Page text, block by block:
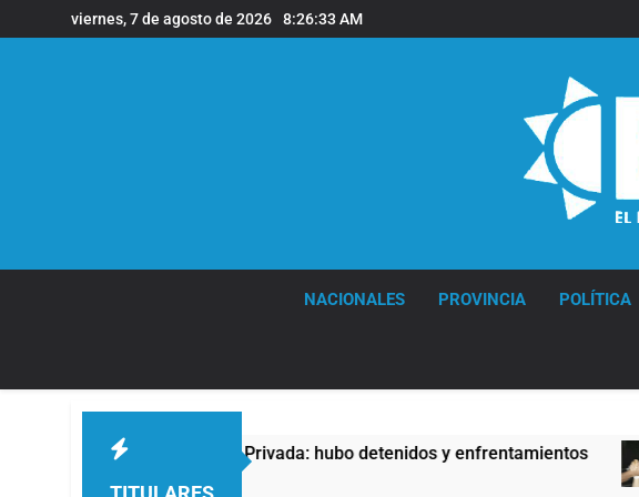
al
viernes, 7 de agosto de 2026 8:26:34 AM
NACIONALES PROVINCIA POLÍTICA
Privada: hubo detenidos y enfrentamientos La
8 Horas